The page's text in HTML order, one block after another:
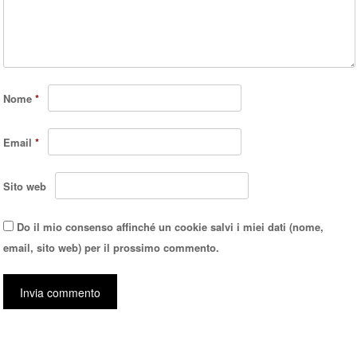
Nome*
Email*
Sito web
Do il mio consenso affinché un cookie salvi i miei dati (nome,
email, sito web) per il prossimo commento.